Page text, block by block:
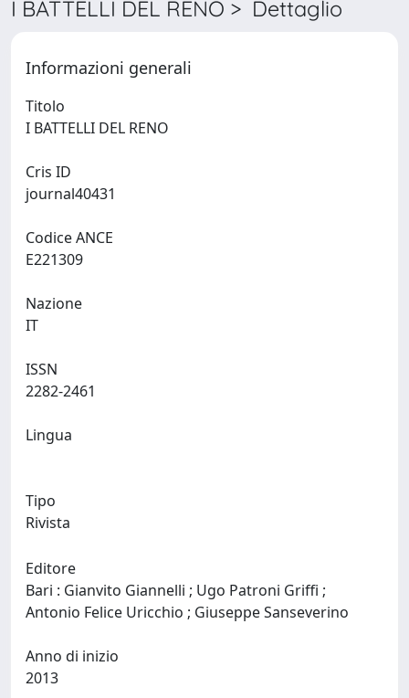
I BATTELLI DEL RENO > Dettaglio
Informazioni generali
Titolo
Cris ID
Codice ANCE
Nazione
ISSN
Lingua
Tipo
Rivista
Editore
Bari : Gianvito Giannelli ; Ugo Patroni Griffi ;
Anno di inizio